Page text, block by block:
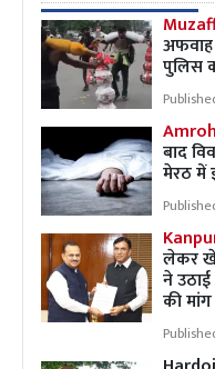
अफवाह
पुलिस
बाद
मेरठ में
लेकर
ने
की मांग